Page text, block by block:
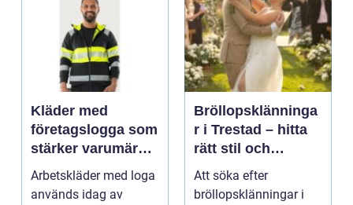
Kläder med
företagslogga som
stärker varumärket
varje dag
Arbetskläder med loga
används idag av
Bröllopsklänninga
r i Trestad – hitta
rätt stil och
passform inför den
stora dagen
Att söka efter
bröllopsklänningar i